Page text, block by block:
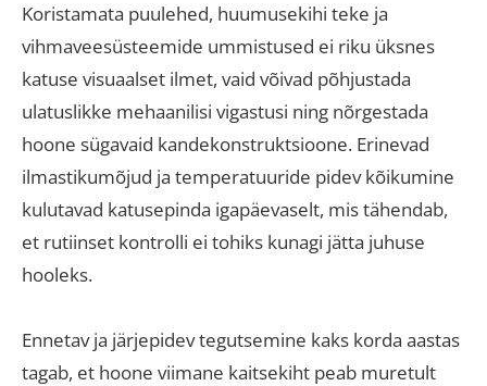
Koristamata puulehed, huumusekihi teke ja
vihmaveesüsteemide ummistused ei riku üksnes
katuse visuaalset ilmet, vaid võivad põhjustada
ulatuslikke mehaanilisi vigastusi ning nõrgestada
hoone sügavaid kandekonstruktsioone. Erinevad
ilmastikumõjud ja temperatuuride pidev kõikumine
kulutavad katusepinda igapäevaselt, mis tähendab,
et rutiinset kontrolli ei tohiks kunagi jätta juhuse
hooleks.
Ennetav ja järjepidev tegutsemine kaks korda aastas
tagab, et hoone viimane kaitsekiht peab muretult